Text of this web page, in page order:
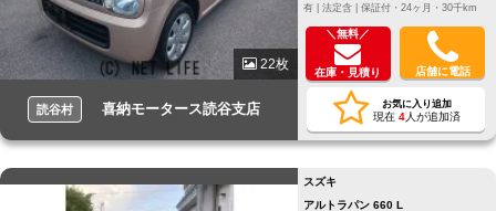
22枚
読谷村 喜納モータース読谷支店
有 | 法定含 | 保証付・24ヶ月・30千km
＼無料／
在庫・見積り 店舗に電話
お気に入り追加
現在 4人が追加済
スズキ
アルトラパン 660 L